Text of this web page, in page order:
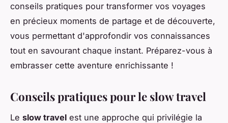
conseils pratiques pour transformer vos voyages
en précieux moments de partage et de découverte,
vous permettant d'approfondir vos connaissances
tout en savourant chaque instant. Préparez-vous à
embrasser cette aventure enrichissante !
Conseils pratiques pour le slow travel
Le slow travel est une approche qui privilégie la